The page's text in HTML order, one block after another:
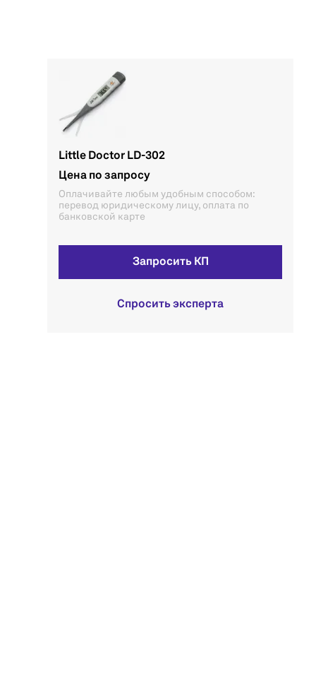
Little Doctor LD-302
Цена по запросу
Оплачивайте любым удобным способом:
перевод юридическому лицу, оплата по
банковской карте
Запросить КП
Спросить эксперта